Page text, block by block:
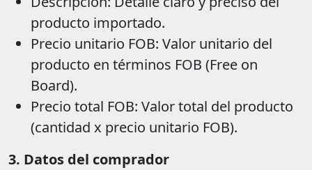
producto importado.
Precio unitario FOB: Valor unitario del
producto en términos FOB (Free on
Board).
Precio total FOB: Valor total del producto
(cantidad x precio unitario FOB).
3. Datos del comprador